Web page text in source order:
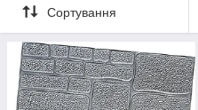
Сортування